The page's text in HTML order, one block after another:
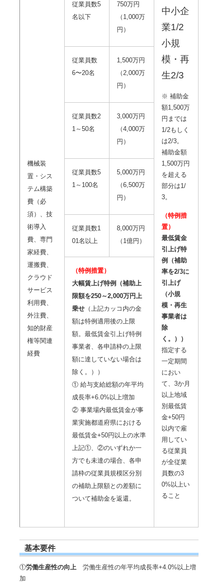
機械装
置・シス
テム構築
費（必
須）、技
術導入
費、専門
家経費、
運搬費、
クラウド
サービス
利用費、
外注費、
知的財産
権等関連
経費
従業員数5
名以下
750万円
（1,000万
円）
中小企
業1/2
小規
模・再
生2/3
※ 補助金
額1,500万
円までは
1/2もしく
は2/3。
補助金額
1,500万円
を超える
部分は1/
3。
（特例措
置）
最低賃金
引上げ特
例（補助
率を2/3に
引上げ
（小規
模・再生
事業者は
除
く。））
指定する
一定期間
におい
て、3か月
以上地域
別最低賃
金+50円
以内で雇
用してい
る従業員
が全従業
員数の3
0%以上い
ること
従業員数
6〜20名
1,500万円
（2,000万
円）
従業員数2
1～50名
3,000万円
（4,000万
円）
従業員数5
1～100名
5,000万円
（6,500万
円）
従業員数1
01名以上
8,000万円
（1億円）
（特例措置）
大幅賃上げ特例（補助上
限額を250～2,000万円上
乗せ （上記カッコ内の金
額は特例適用後の上限
額。最低賃金引上げ特例
事業者、各申請枠の上限
額に達していない場合は
除く。））
① 給与支給総額の年平均
成長率+6.0%以上増加
② 事業場内最低賃金が事
業実施都道府県における
最低賃金+50円以上の水準
上記①、②のいずれか一
方でも未達の場合、各申
請枠の従業員規模区分別
の補助上限額との差額に
ついて補助金を返還。
基本要件
①労働生産性の向上 労働生産性の年平均成長率+4.0%以上増
加